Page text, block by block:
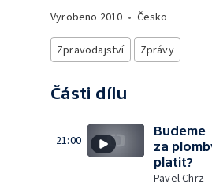
Vyrobeno 2010 • Česko
Zpravodajství Zprávy
Části dílu
21:00
Budeme
za
platit?
Pavel Chrz